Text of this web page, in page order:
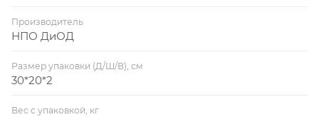
Производитель
НПО ДиОД
Размер упаковки (Д/Ш/В), см
30*20*2
Вес с упаковкой, кг